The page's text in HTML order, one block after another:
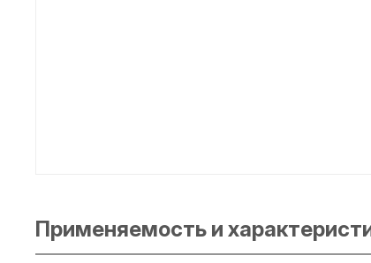
Применяемость и